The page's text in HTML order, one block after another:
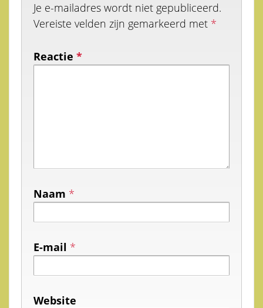
Je e-mailadres wordt niet gepubliceerd.
Vereiste velden zijn gemarkeerd met *
Reactie *
Naam *
E-mail *
Website